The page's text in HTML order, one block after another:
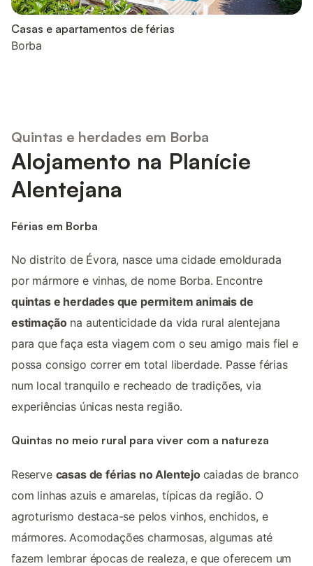
Casas e apartamentos de férias
Borba
Quintas e herdades em Borba
Alojamento na Planície
Alentejana
Férias em Borba
No distrito de Évora, nasce uma cidade emoldurada
por mármore e vinhas, de nome Borba. Encontre
quintas e herdades que permitem animais de
estimaçãona autenticidade da vida rural alentejana
para que faça esta viagem com o seu amigo mais fiel e
possa consigo correr em total liberdade. Passe férias
num local tranquilo e recheado de tradições, via
experiências únicas nesta região.
Quintas no meio rural para viver com a natureza
Reserve casas de férias no Alentejo caiadas de branco
com linhas azuis e amarelas, típicas da região. O
agroturismo destaca-se pelos vinhos, enchidos, e
mármores. Acomodações charmosas, algumas até
fazem lembrar épocas de realeza, e que oferecem um